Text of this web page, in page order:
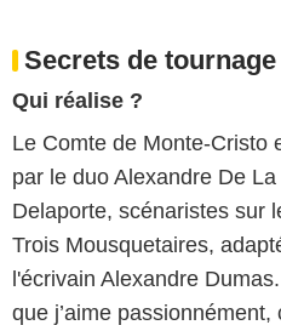
Secrets de tournage
Qui réalise ?
Le Comte de Monte-Cristo
par le duo Alexandre De
Delaporte, scénaristes sur
Trois Mousquetaires,
l'écrivain Alexandre
que j’aime passionnément,